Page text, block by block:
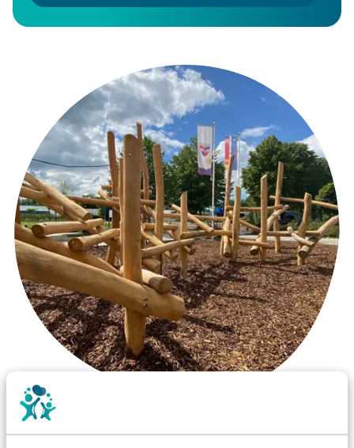
Wist je dat: